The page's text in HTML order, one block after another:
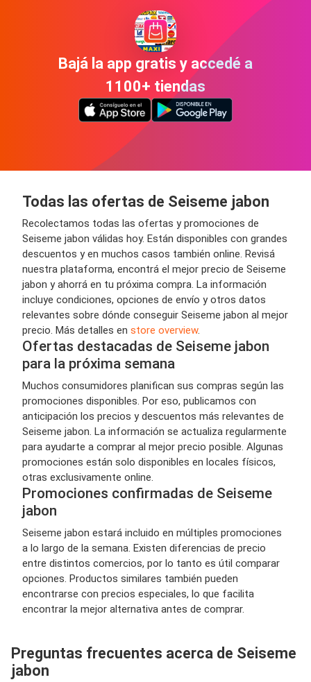
Bajá la app gratis y accedé a
1100+ tiendas
Todas las ofertas de Seiseme jabon
Recolectamos todas las ofertas y promociones de
Seiseme jabon válidas hoy. Están disponibles con grandes
descuentos y en muchos casos también online. Revisá
nuestra plataforma, encontrá el mejor precio de Seiseme
jabon y ahorrá en tu próxima compra. La información
incluye condiciones, opciones de envío y otros datos
relevantes sobre dónde conseguir Seiseme jabon al mejor
precio. Más detalles en store overview.
Ofertas destacadas de Seiseme jabon
para la próxima semana
Muchos consumidores planifican sus compras según las
promociones disponibles. Por eso, publicamos con
anticipación los precios y descuentos más relevantes de
Seiseme jabon. La información se actualiza regularmente
para ayudarte a comprar al mejor precio posible. Algunas
promociones están solo disponibles en locales físicos,
otras exclusivamente online.
Promociones confirmadas de Seiseme
jabon
Seiseme jabon estará incluido en múltiples promociones
a lo largo de la semana. Existen diferencias de precio
entre distintos comercios, por lo tanto es útil comparar
opciones. Productos similares también pueden
encontrarse con precios especiales, lo que facilita
encontrar la mejor alternativa antes de comprar.
Preguntas frecuentes acerca de Seiseme
jabon